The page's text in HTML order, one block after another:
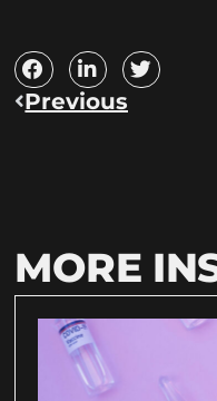
Previous
MORE